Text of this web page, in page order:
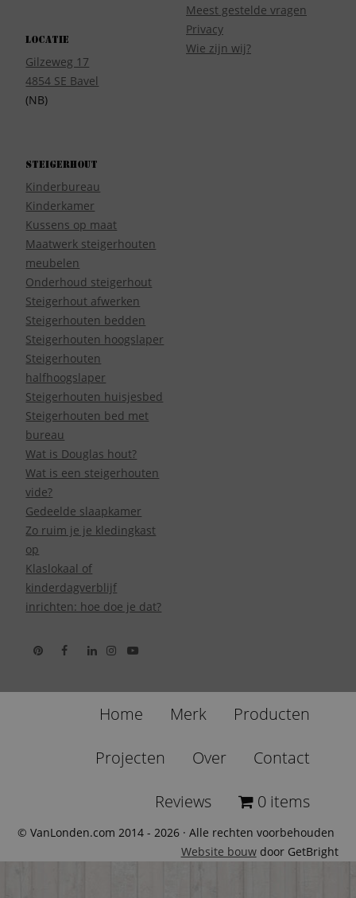
Locatie
Gilzeweg 17
4854 SE Bavel
(NB)
Meest gestelde vragen
Privacy
Wie zijn wij?
Steigerhout
Kinderbureau
Kinderkamer
Kussens op maat
Maatwerk steigerhouten
meubelen
Onderhoud steigerhout
Steigerhout afwerken
Steigerhouten bedden
Steigerhouten hoogslaper
Steigerhouten
halfhoogslaper
Steigerhouten huisjesbed
Steigerhouten bed met
bureau
Wat is Douglas hout?
Wat is een steigerhouten
vide?
Gedeelde slaapkamer
Zo ruim je je kledingkast
op
Klaslokaal of
kinderdagverblijf
inrichten: hoe doe je dat?
Home Merk Producten
Projecten Over Contact
Reviews 0 items
© VanLonden.com 2014 - 2026 · Alle rechten voorbehouden
Website bouwdoor GetBright